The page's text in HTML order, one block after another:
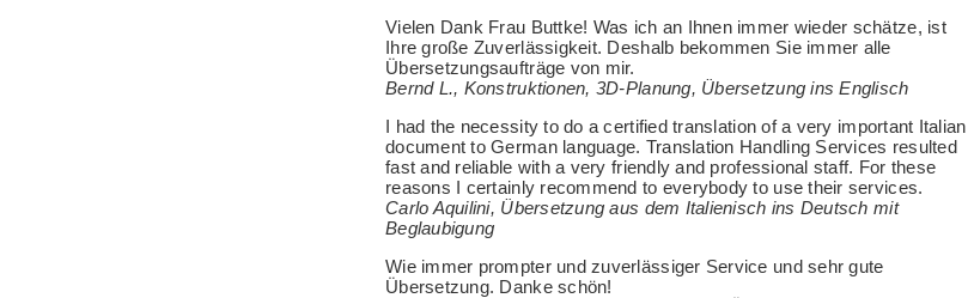
Vielen Dank Frau Buttke! Was ich an Ihnen immer wieder schätze, ist
Ihre große Zuverlässigkeit. Deshalb bekommen Sie immer alle
Übersetzungsaufträge von mir.
Bernd L., Konstruktionen, 3D-Planung, Übersetzung ins Englisch
I had the necessity to do a certified translation of a very important Italian
document to German language. Translation Handling Services resulted
fast and reliable with a very friendly and professional staff. For these
reasons I certainly recommend to everybody to use their services.
Carlo Aquilini, Übersetzung aus dem Italienisch ins Deutsch mit
Beglaubigung
Wie immer prompter und zuverlässiger Service und sehr gute
Übersetzung. Danke schön!